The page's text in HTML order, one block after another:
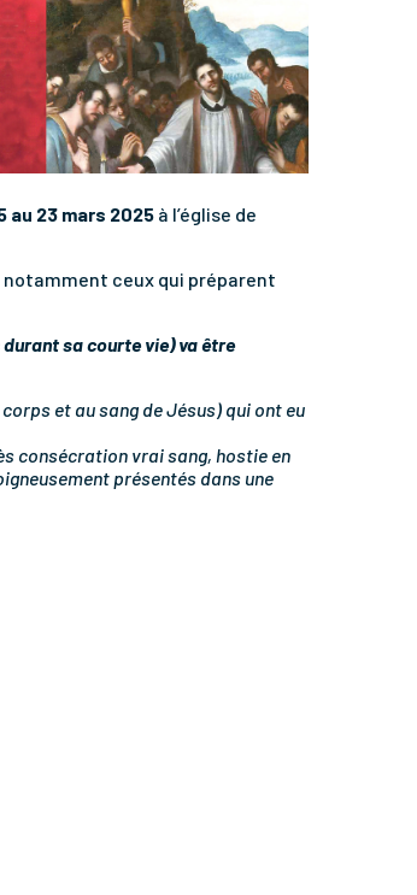
au 23 mars 2025 à l’église de
ceux qui préparent
durant sa courte vie) va être
et au sang de Jésus) qui ont eu
consécration vrai sang, hostie en
présentés dans une